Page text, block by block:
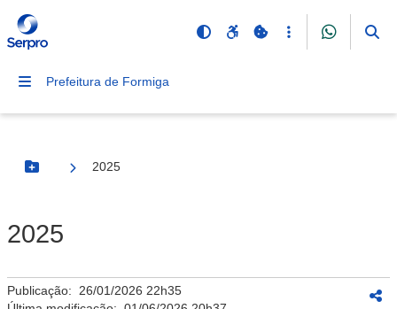
Prefeitura de Formiga
Botão Menu
2025
2025
Publicação: 26/01/2026 22h35